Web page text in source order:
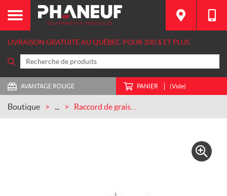
LIVRAISON GRATUITE AU QUÉBEC POUR 200 $ ET PLUS
AVANTAGE ROUGE PANIER (Vide)
Boutique ...